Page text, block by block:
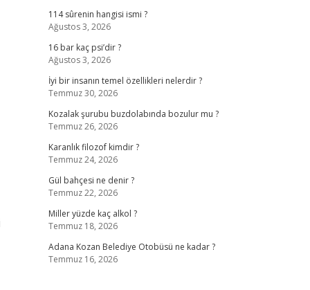
114 sûrenin hangisi ismi ?
Ağustos 3, 2026
16 bar kaç psi’dir ?
Ağustos 3, 2026
İyi bir insanın temel özellikleri nelerdir ?
Temmuz 30, 2026
Kozalak şurubu buzdolabında bozulur mu ?
Temmuz 26, 2026
Karanlık filozof kimdir ?
Temmuz 24, 2026
Gül bahçesi ne denir ?
Temmuz 22, 2026
Miller yüzde kaç alkol ?
Temmuz 18, 2026
Adana Kozan Belediye Otobüsü ne kadar ?
Temmuz 16, 2026